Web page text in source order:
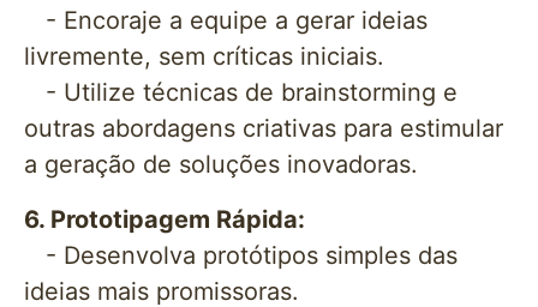
- Encoraje a equipe a gerar ideias
livremente, sem críticas iniciais.
- Utilize técnicas de brainstorming e
outras abordagens criativas para estimular
a geração de soluções inovadoras.
6. Prototipagem Rápida:
- Desenvolva protótipos simples das
ideias mais promissoras.